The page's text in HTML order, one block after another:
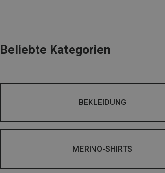
Beliebte Kategorien
BEKLEIDUNG
MERINO-SHIRTS